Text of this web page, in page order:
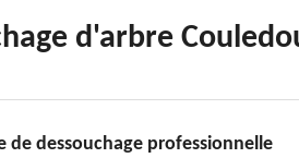
d'arbre
de dessouchage professionnelle